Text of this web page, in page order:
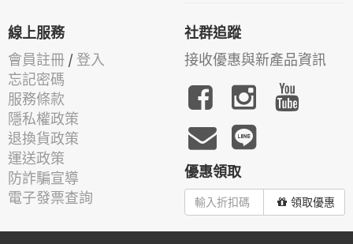
線上服務
會員註冊 / 登入
忘記密碼
服務條款
隱私權政策
退換貨政策
運送政策
防詐騙宣導
電子發票查詢
社群追蹤
接收優惠與新產品資訊
優惠領取
領取優惠